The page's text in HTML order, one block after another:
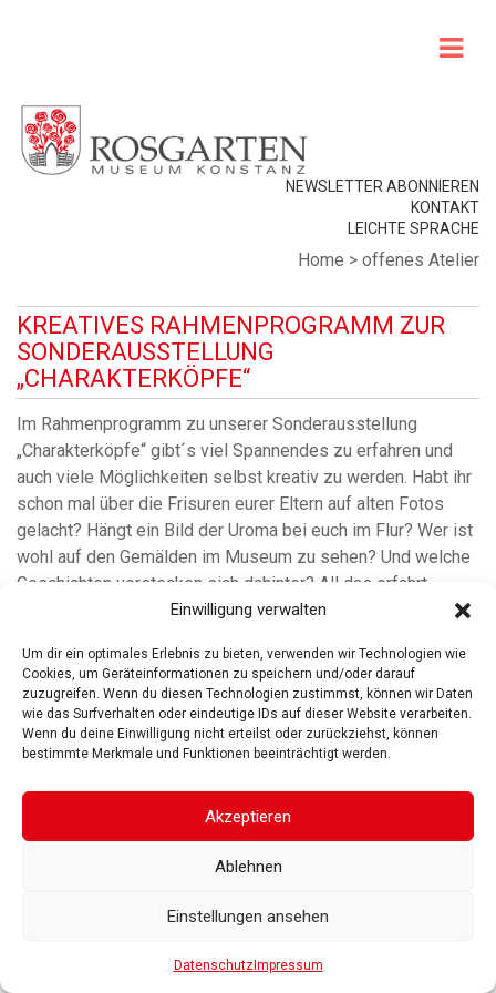
Einwilligung verwalten
Um dir ein optimales Erlebnis zu bieten, verwenden wir Technologien wie
Cookies, um Geräteinformationen zu speichern und/oder darauf
zuzugreifen. Wenn du diesen Technologien zustimmst, können wir Daten
wie das Surfverhalten oder eindeutige IDs auf dieser Website verarbeiten.
Wenn du deine Einwilligung nicht erteilst oder zurückziehst, können
bestimmte Merkmale und Funktionen beeinträchtigt werden.
Akzeptieren
Ablehnen
Einstellungen ansehen
DatenschutzImpressum
NEWSLETTER ABONNIEREN
KONTAKT
LEICHTE SPRACHE
Home > offenes Atelier
KREATIVES RAHMENPROGRAMM ZUR
SONDERAUSSTELLUNG
„CHARAKTERKÖPFE“
Im Rahmenprogramm zu unserer Sonderausstellung
„Charakterköpfe“ gibt´s viel Spannendes zu erfahren und
auch viele Möglichkeiten selbst kreativ zu werden. Habt ihr
schon mal über die Frisuren eurer Eltern auf alten Fotos
gelacht? Hängt ein Bild der Uroma bei euch im Flur? Wer ist
wohl auf den Gemälden im Museum zu sehen? Und welche
Geschichten verstecken sich dahinter? All das erfahrt
IMPRESSUM DATENSCHUTZ BARRIEREFREIHEIT
© 2025
Gesellschaft der Freunde des Rosgartenmuseums. Alle Rechte vorbehalten